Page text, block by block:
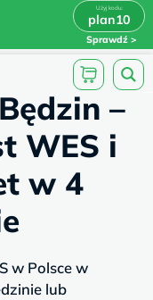
plan10
Sprawdź
plan10 x
–
WES i
w 4
w Polsce w
lub